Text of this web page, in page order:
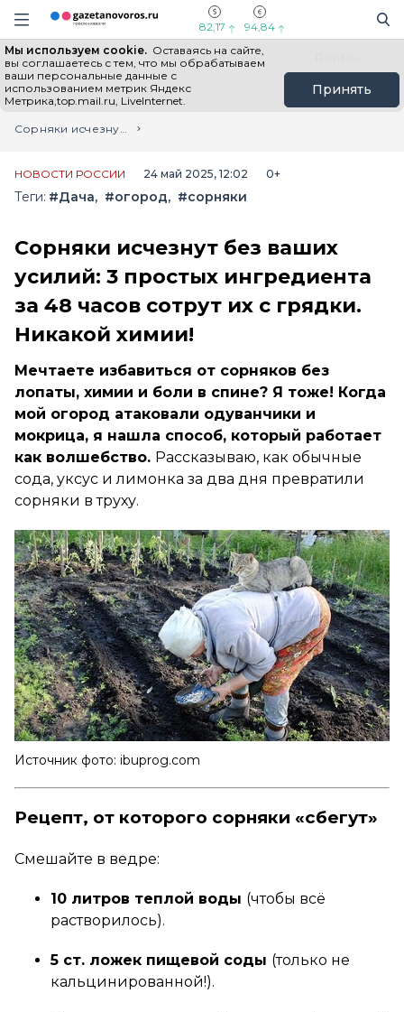
Информационный портал "ГазетаНоворос.ру"
Навигация сайта
82,17 94,84
Мы используем cookie. Оставаясь на сайте,
вы соглашаетесь с тем, что мы обрабатываем
ваши персональные данные с
использованием метрик Яндекс
Метрика,top.mail.ru, LiveInternet.
Принять
Все новости Новости России
Главная
Лента новостей
Сорняки исчезнут без ваших усилий: 3 простых ингредиента за 48 часов сотрут их с грядки. Никакой химии!
НОВОСТИ РОССИИ 24 май 2025, 12:02 0+
Теги: #Дача #огород #сорняки
Сорняки исчезнут без ваших
усилий: 3 простых ингредиента
за 48 часов сотрут их с грядки.
Никакой химии!
Мечтаете избавиться от сорняков без
лопаты, химии и боли в спине? Я тоже! Когда
мой огород атаковали одуванчики и
мокрица, я нашла способ, который работает
как волшебство. Рассказываю, как обычные
сода, уксус и лимонка за два дня превратили
сорняки в труху.
Источник фото: ibuprog.com
Рецепт, от которого сорняки «сбегут»
Смешайте в ведре:
10 литров теплой воды (чтобы всё
растворилось).
5 ст. ложек пищевой соды (только не
кальцинированной!).